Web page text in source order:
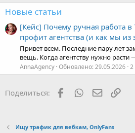
подписанным на нишевых
- владение программами: google docs,
обработки видео и фото
- Опыт работы с одним из источников
(Реддит,Тиндер,Твиттер)
Предпочтения по кандидатам:
Большим плюсом будут:
- инициативность, предприимчивость,
фриланс занятость
Новые статьи
[Кейс] Почему ручная работа в
профит агентства (и как мы
Привет всем. Последние пару лет
вещь. Когда агентству нужно расти
AnnaAgency Обновлено:29.05.2026 2
Поделиться: FacebookWhatsApp
Ищу трафик для вебкам, OnlyFans